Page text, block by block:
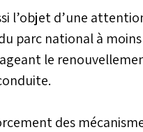
l’objet d’une
parc national à
le
des